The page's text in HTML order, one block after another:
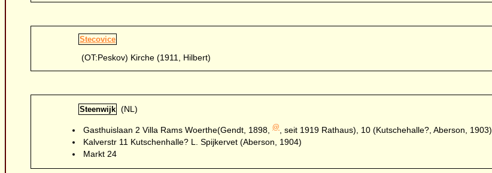
Stecovice
(OT:Peskov) Kirche (1911, Hilbert)
Steenwijk(NL)
Gasthuislaan 2 Villa Rams Woerthe(Gendt, 1898,@
, seit 1919 Rathaus), 10 (Kutschehalle?, Aberson, 1903)
Kalverstr 11 Kutschenhalle? L. Spijkervet (Aberson, 1904)
Markt 24